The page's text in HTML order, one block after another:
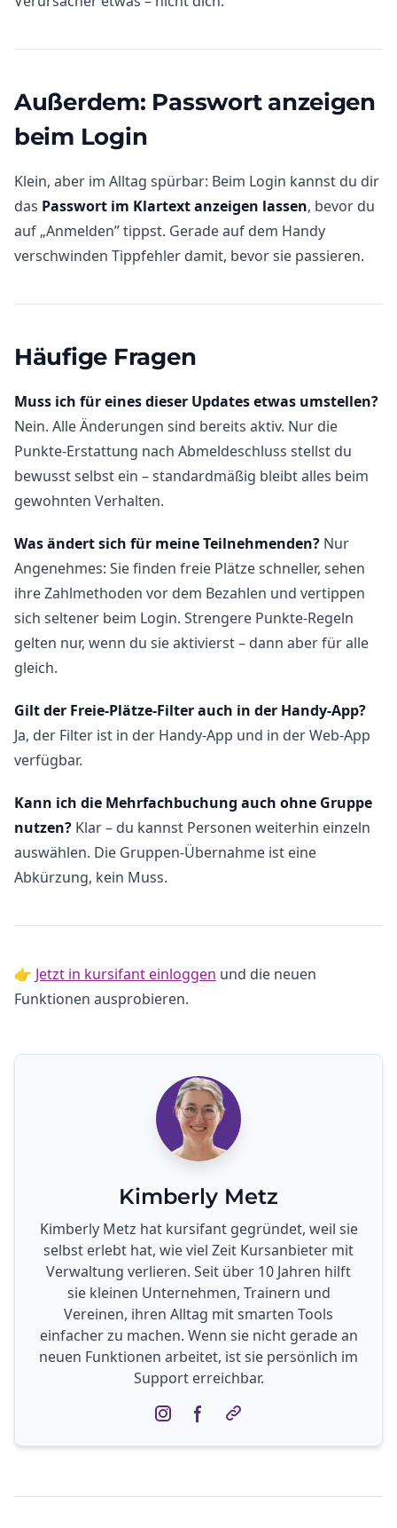
Außerdem: Passwort anzeigen
beim Login
Klein, aber im Alltag spürbar: Beim Login kannst du dir
das Passwort im Klartext anzeigen lassen, bevor du
auf „Anmelden” tippst. Gerade auf dem Handy
verschwinden Tippfehler damit, bevor sie passieren.
Häufige Fragen
Muss ich für eines dieser Updates etwas umstellen?
Nein. Alle Änderungen sind bereits aktiv. Nur die
Punkte-Erstattung nach Abmeldeschluss stellst du
bewusst selbst ein – standardmäßig bleibt alles beim
gewohnten Verhalten.
Was ändert sich für meine Teilnehmenden? Nur
Angenehmes: Sie finden freie Plätze schneller, sehen
ihre Zahlmethoden vor dem Bezahlen und vertippen
sich seltener beim Login. Strengere Punkte-Regeln
gelten nur, wenn du sie aktivierst – dann aber für alle
gleich.
Gilt der Freie-Plätze-Filter auch in der Handy-App?
Ja, der Filter ist in der Handy-App und in der Web-App
verfügbar.
Kann ich die Mehrfachbuchung auch ohne Gruppe
nutzen? Klar – du kannst Personen weiterhin einzeln
auswählen. Die Gruppen-Übernahme ist eine
Abkürzung, kein Muss.
👉 Jetzt in kursifant einloggen und die neuen
Funktionen ausprobieren.
Kimberly Metz
Kimberly Metz hat kursifant gegründet, weil sie
selbst erlebt hat, wie viel Zeit Kursanbieter mit
Verwaltung verlieren. Seit über 10 Jahren hilft
sie kleinen Unternehmen, Trainern und
Vereinen, ihren Alltag mit smarten Tools
einfacher zu machen. Wenn sie nicht gerade an
neuen Funktionen arbeitet, ist sie persönlich im
Support erreichbar.